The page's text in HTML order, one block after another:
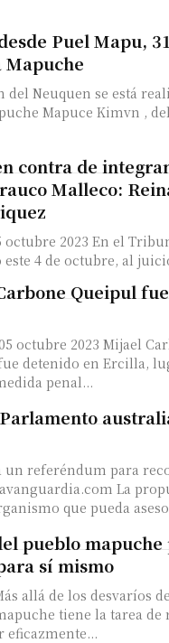
Puel Mapu,
Mapuche
del Neuquen se está
Mapuce Kimvn ,
contra de
Malleco:
de la ciudad de Los
4 de octubre, al
Queipul
Carbone Queipul, werken
detenido en Ercilla,
penal...
referéndum para
La
que pueda
pueblo mapuche
sí mismo
allá de los desvaríos
tiene la tarea de